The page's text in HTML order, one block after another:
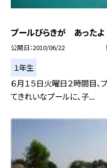
プールびらきが あったよ
公開日 2010/06/22
１年生
６月１５日火曜日２時間目、
てきれいなプールに、子...